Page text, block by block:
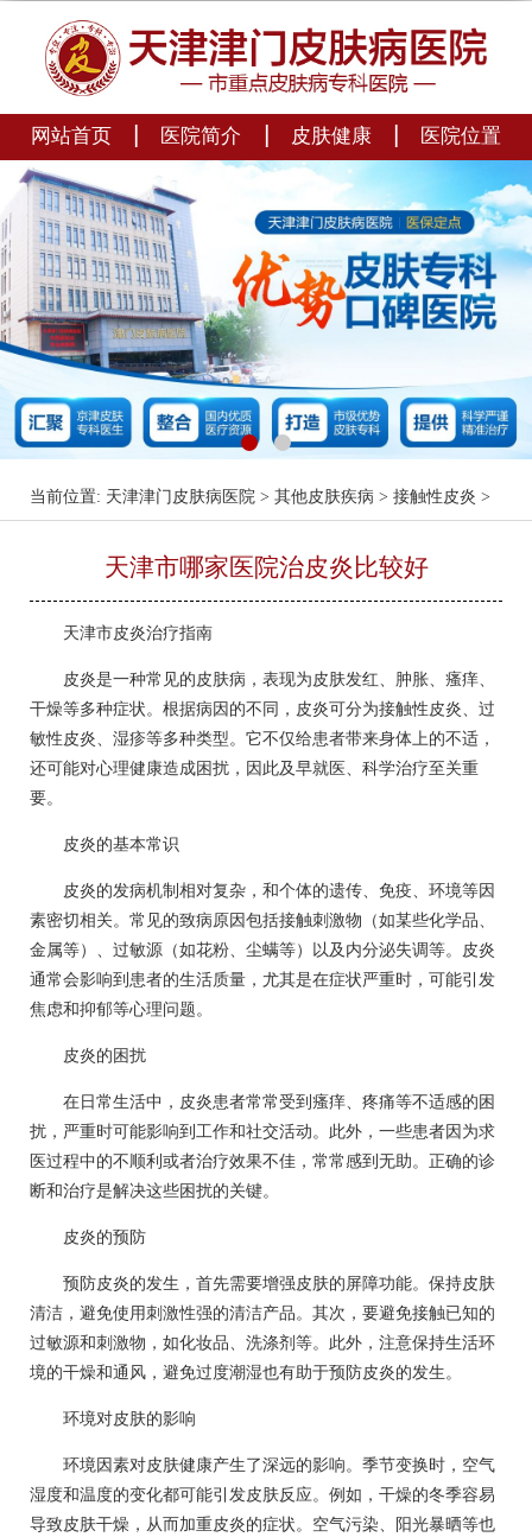
网站首页 | 医院简介 | 皮肤健康 | 医院位置
当前位置: 天津津门皮肤病医院 >其他皮肤疾病 >接触性皮炎 >
天津市哪家医院治皮炎比较好
天津市皮炎治疗指南
皮炎是一种常见的皮肤病，表现为皮肤发红、肿胀、瘙痒、
干燥等多种症状。根据病因的不同，皮炎可分为接触性皮炎、过
敏性皮炎、湿疹等多种类型。它不仅给患者带来身体上的不适，
还可能对心理健康造成困扰，因此及早就医、科学治疗至关重
要。
皮炎的基本常识
皮炎的发病机制相对复杂，和个体的遗传、免疫、环境等因
素密切相关。常见的致病原因包括接触刺激物（如某些化学品、
金属等）、过敏源（如花粉、尘螨等）以及内分泌失调等。皮炎
通常会影响到患者的生活质量，尤其是在症状严重时，可能引发
焦虑和抑郁等心理问题。
皮炎的困扰
在日常生活中，皮炎患者常常受到瘙痒、疼痛等不适感的困
扰，严重时可能影响到工作和社交活动。此外，一些患者因为求
医过程中的不顺利或者治疗效果不佳，常常感到无助。正确的诊
断和治疗是解决这些困扰的关键。
皮炎的预防
预防皮炎的发生，首先需要增强皮肤的屏障功能。保持皮肤
清洁，避免使用刺激性强的清洁产品。其次，要避免接触已知的
过敏源和刺激物，如化妆品、洗涤剂等。此外，注意保持生活环
境的干燥和通风，避免过度潮湿也有助于预防皮炎的发生。
环境对皮肤的影响
环境因素对皮肤健康产生了深远的影响。季节变换时，空气
湿度和温度的变化都可能引发皮肤反应。例如，干燥的冬季容易
导致皮肤干燥，从而加重皮炎的症状。空气污染、阳光暴晒等也